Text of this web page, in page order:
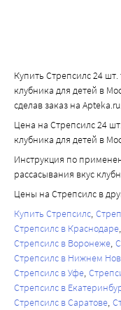
Купить Стрепсилс 24
клубника для детей в
сделав заказ на Apteka.ru.
Цена на Стрепсилс 24
клубника для детей в
Инструкция по
рассасывания вкус
Цены на Стрепсилс в
Купить Стрепсилс
Стрепсилс в Краснодаре
Стрепсилс в Воронеже
Стрепсилс в Нижнем
Стрепсилс в Уфе
Стрепсилс в
Стрепсилс в Саратове